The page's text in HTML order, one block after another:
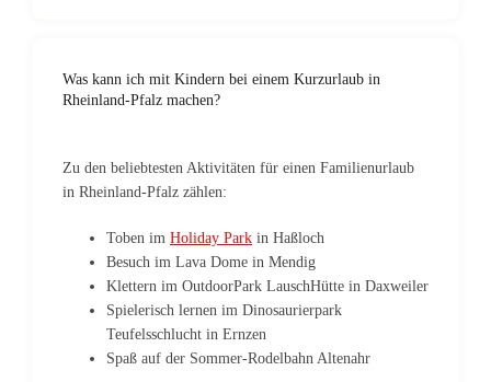
Was kann ich mit Kindern bei einem Kurzurlaub in
Rheinland-Pfalz machen?
Zu den beliebtesten Aktivitäten für einen Familienurlaub
in Rheinland-Pfalz zählen:
Toben im Holiday Park in Haßloch
Besuch im Lava Dome in Mendig
Klettern im OutdoorPark LauschHütte in Daxweiler
Spielerisch lernen im Dinosaurierpark
Teufelsschlucht in Ernzen
Spaß auf der Sommer-Rodelbahn Altenahr